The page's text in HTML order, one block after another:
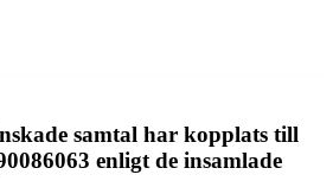
samtal har kopplats till
enligt de insamlade